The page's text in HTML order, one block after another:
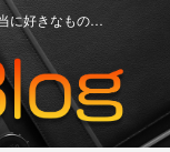
に好きなもの…